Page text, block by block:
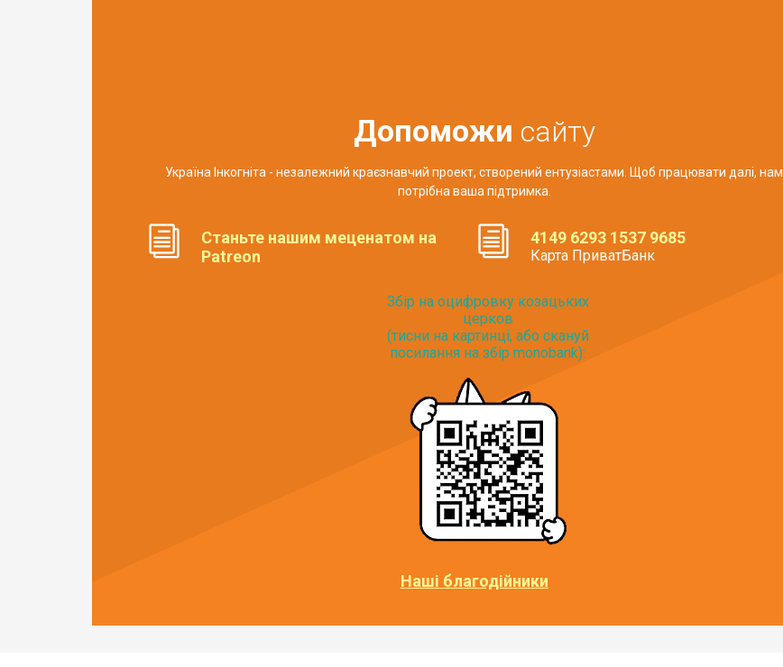
Допоможи сайту
Україна Інкогніта - незалежний краєзнавчий проект, створений ентузіастами. Щоб працювати далі, нам
потрібна ваша підтримка.
Станьте нашим меценатом на
Patreon
4149 6293 1537 9685
Карта ПриватБанк
Збір на оцифровку козацьких
церков
(тисни на картинці, або скануй
посилання на збір monobank):
Наші благодійники